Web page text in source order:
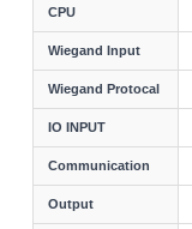
CPU
Wiegand Input
Wiegand Protocal
IO INPUT
Communication
Output